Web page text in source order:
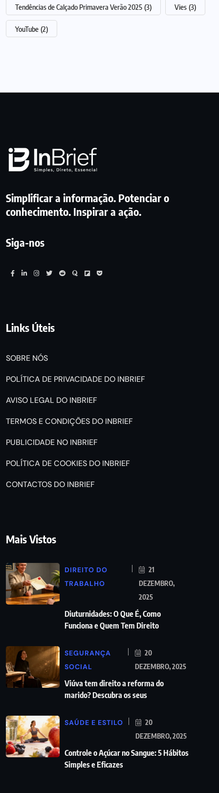
Tendências de Calçado Primavera Verão 2025 (3) Vies (3)
YouTube (2)
Simplificar a informação. Potenciar o
conhecimento. Inspirar a ação.
Siga-nos
Links Úteis
SOBRE NÓS
POLÍTICA DE PRIVACIDADE DO INBRIEF
AVISO LEGAL DO INBRIEF
TERMOS E CONDIÇÕES DO INBRIEF
PUBLICIDADE NO INBRIEF
POLÍTICA DE COOKIES DO INBRIEF
CONTACTOS DO INBRIEF
Mais Vistos
DIREITO DO
TRABALHO
21
DEZEMBRO,
2025
Diuturnidades: O Que É, Como
Funciona e Quem Tem Direito
SEGURANÇA
SOCIAL
20
DEZEMBRO, 2025
Viúva tem direito a reforma do
marido? Descubra os seus
SAÚDE E ESTILO
20
DEZEMBRO, 2025
Controle o Açúcar no Sangue: 5 Hábitos
Simples e Eficazes